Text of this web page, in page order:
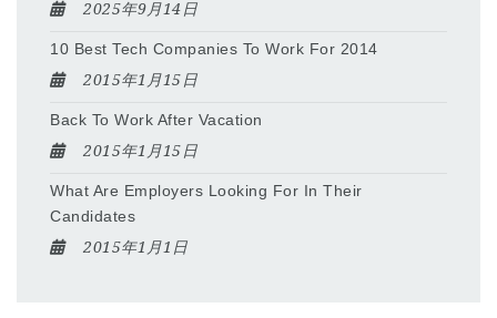
2025年9月14日
10 Best Tech Companies To Work For 2014
2015年1月15日
Back To Work After Vacation
2015年1月15日
What Are Employers Looking For In Their
Candidates
2015年1月1日